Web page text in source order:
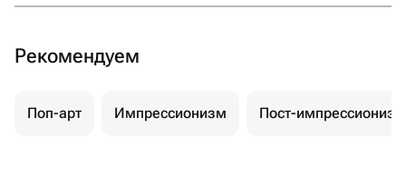
Рекомендуем
Поп-арт Импрессионизм Пост-импрессионизм